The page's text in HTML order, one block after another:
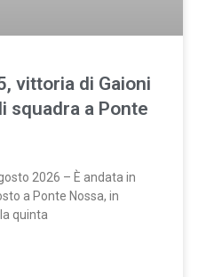
vittoria di Gaioni
squadra a Ponte
2026 – È andata in
a Ponte Nossa, in
quinta